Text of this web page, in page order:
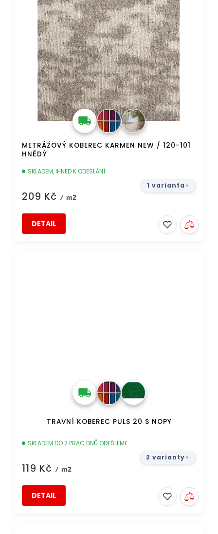
METRÁŽOVÝ KOBEREC KARMEN NEW / 120-101
HNĚDÝ
SKLADEM, IHNED K ODESLÁNÍ
209 Kč / m2
DETAIL
1 varianta
TRAVNÍ KOBEREC PULS 20 S NOPY
SKLADEM DO 2 PRAC.DNŮ ODEŠLEME
119 Kč / m2
DETAIL
2 varianty